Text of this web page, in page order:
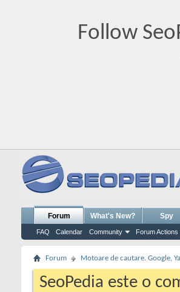
Follow
Forum
FAQ Calendar Community Forum Actions
What's New? Spy
Forum Motoare de cautare. Google,
SeoPedia este o